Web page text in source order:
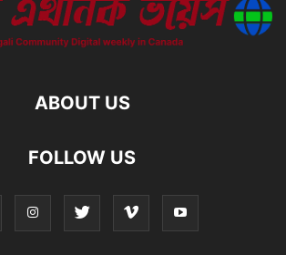
ABOUT US
FOLLOW US